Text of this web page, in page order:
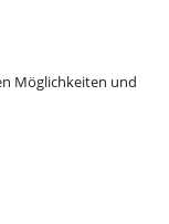
Möglichkeiten und